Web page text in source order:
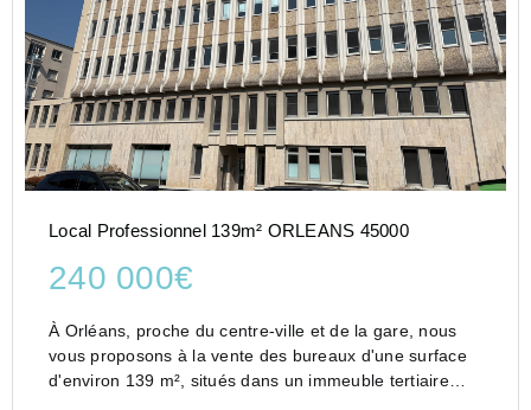
Local Professionnel 139m² ORLEANS 45000
240 000€
À Orléans, proche du centre-ville et de la gare, nous
vous proposons à la vente des bureaux d'une surface
d'environ 139 m², situés dans un immeuble tertiaire